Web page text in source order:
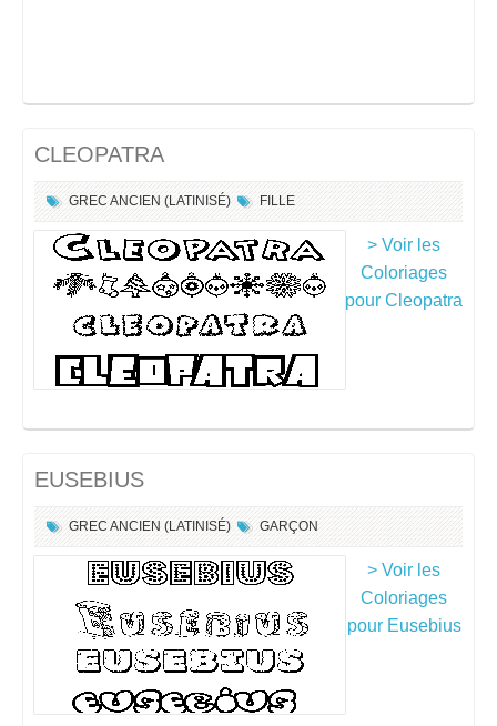
CLEOPATRA
GREC ANCIEN (LATINISÉ) FILLE
> Voir les
Coloriages
pour Cleopatra
EUSEBIUS
GREC ANCIEN (LATINISÉ) GARÇON
> Voir les
Coloriages
pour Eusebius